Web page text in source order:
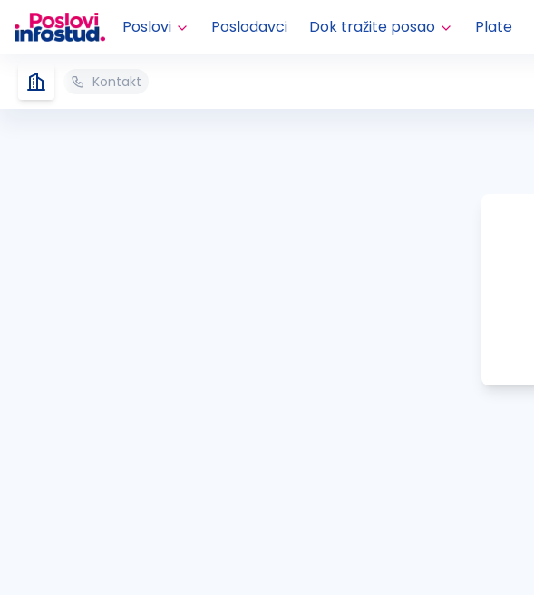
Poslovi Poslodavci Dok tražite posao Plate
Kontakt